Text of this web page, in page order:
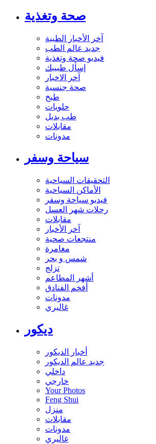
صحة وتغذية
آخر الأخبار الطبية
جديد عالم الطب
فيديو صحة وتغذية
إسأل طبيبك
آخر الاخبار
صحة جنسية
طبخ
حلويات
طب بديل
مقابلات
مدونات
سياحة وسفر
التحقيقات السياحية
الأماكن السياحية
فيديو سياحة وسفر
رحلات شهر العسل
مقابلات
آخر الأخبار
منتجعات صحية
مغامرة
شمس و بحر
تزلج
أشهر المطاعم
أفخم الفنادق
مدونات
غاليري
ديكور
أخبار الديكور
جديد عالم الديكور
داخلي
خارجي
Your Photos
Feng Shui
منزل
مقابلات
مدونات
غاليري